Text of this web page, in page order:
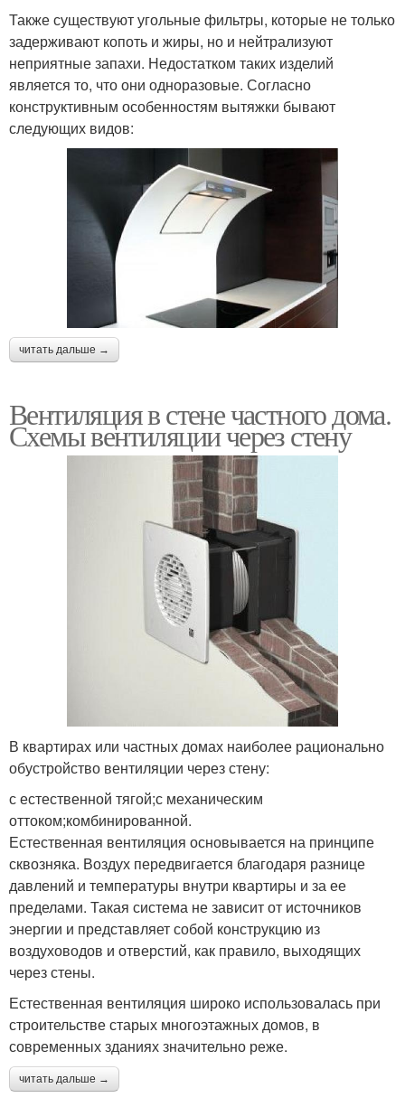
Также существуют угольные фильтры, которые не только
задерживают копоть и жиры, но и нейтрализуют
неприятные запахи. Недостатком таких изделий
является то, что они одноразовые. Согласно
конструктивным особенностям вытяжки бывают
следующих видов:
читать дальше →
Вентиляция в стене частного дома.
Схемы вентиляции через стену
В квартирах или частных домах наиболее рационально
обустройство вентиляции через стену:
с естественной тягой;с механическим
оттоком;комбинированной.
Естественная вентиляция основывается на принципе
сквозняка. Воздух передвигается благодаря разнице
давлений и температуры внутри квартиры и за ее
пределами. Такая система не зависит от источников
энергии и представляет собой конструкцию из
воздуховодов и отверстий, как правило, выходящих
через стены.
Естественная вентиляция широко использовалась при
строительстве старых многоэтажных домов, в
современных зданиях значительно реже.
читать дальше →